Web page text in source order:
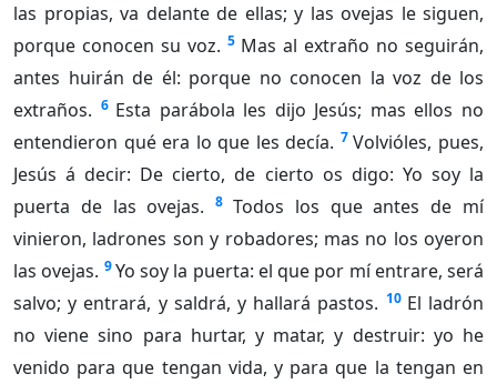
las propias, va delante de ellas; y las ovejas le siguen,
porque conocen su voz. 5 Mas al extraño no seguirán,
antes huirán de él: porque no conocen la voz de los
extraños. 6 Esta parábola les dijo Jesús; mas ellos no
entendieron qué era lo que les decía. 7 Volvióles, pues,
Jesús á decir: De cierto, de cierto os digo: Yo soy la
puerta de las ovejas.
8 Todos los que antes de mí
vinieron, ladrones son y robadores; mas no los oyeron
las ovejas. 9 Yo soy la puerta: el que por mí entrare, será
salvo; y entrará, y saldrá, y hallará pastos. 10 El ladrón
no viene sino para hurtar, y matar, y destruir: yo he
venido para que tengan vida, y para que la tengan en